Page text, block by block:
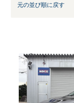
元の並び順に戻す